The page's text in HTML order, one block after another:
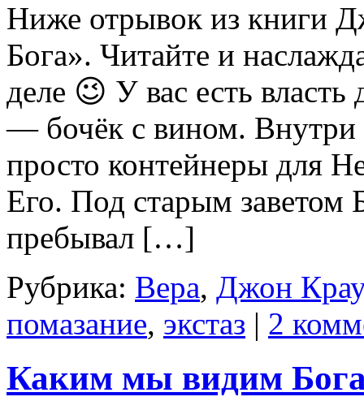
Ниже отрывок из книги
Бога». Читайте и
деле 😉 У вас есть
— бочёк с вином.
просто контейнеры для
Его. Под старым
пребывал […]
Рубрика: Вера, Джон
помазание, экстаз | 2
Каким мы видим